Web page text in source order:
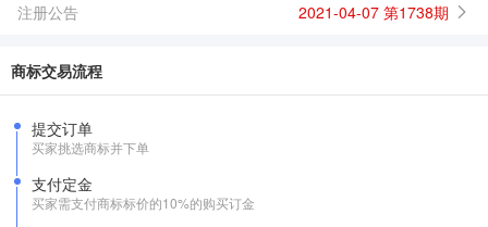
注册公告 2021-04-07 第1738期
商标交易流程
提交订单
买家挑选商标并下单
支付定金
买家需支付商标标价的10%的购买订金